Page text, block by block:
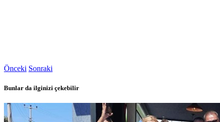
Önceki Sonraki
Bunlar da ilginizi çekebilir